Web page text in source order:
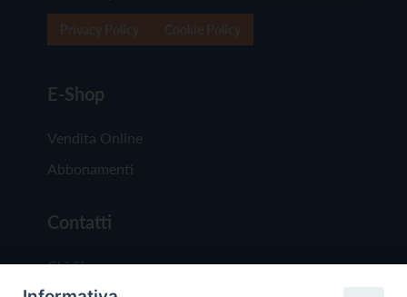
E-Shop
Vendita Online
Abbonamenti
Contatti
Chi Siamo